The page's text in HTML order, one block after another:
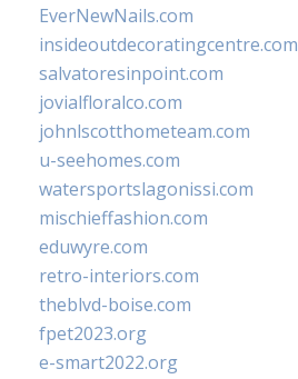
EverNewNails.com
insideoutdecoratingcentre.com
salvatoresinpoint.com
jovialfloralco.com
johnlscotthometeam.com
u-seehomes.com
watersportslagonissi.com
mischieffashion.com
eduwyre.com
retro-interiors.com
theblvd-boise.com
fpet2023.org
e-smart2022.org